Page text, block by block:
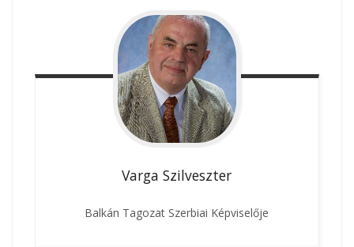
Varga Szilveszter
Balkán Tagozat Szerbiai Képviselője